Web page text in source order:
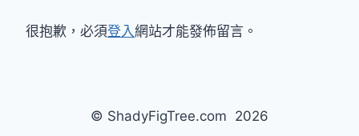
很抱歉，必須登入網站才能發佈留言。
© ShadyFigTree.com 2026